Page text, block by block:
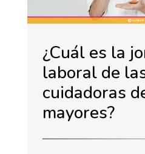
¿Cuál es la
laboral de
cuidadoras
mayores?